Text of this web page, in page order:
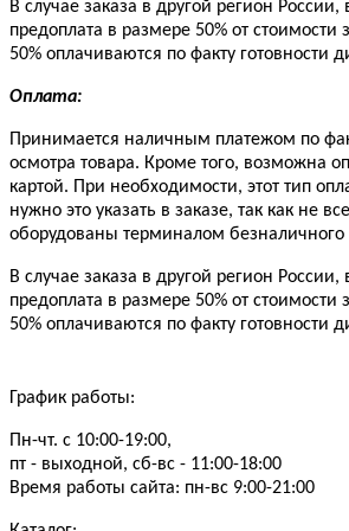
В случае заказа в другой регион России,
предоплата в размере 50% от стоимости
50% оплачиваются по факту готовности
Оплата:
Принимается наличным платежом по
осмотра товара. Кроме того, возможна
картой. При необходимости, этот тип
нужно это указать в заказе, так как не
оборудованы терминалом безналичного
В случае заказа в другой регион России,
предоплата в размере 50% от стоимости
50% оплачиваются по факту готовности
График работы:
Пн-чт. с 10:00-19:00,
пт - выходной, сб-вс - 11:00-18:00
Время работы сайта: пн-вс 9:00-21:00